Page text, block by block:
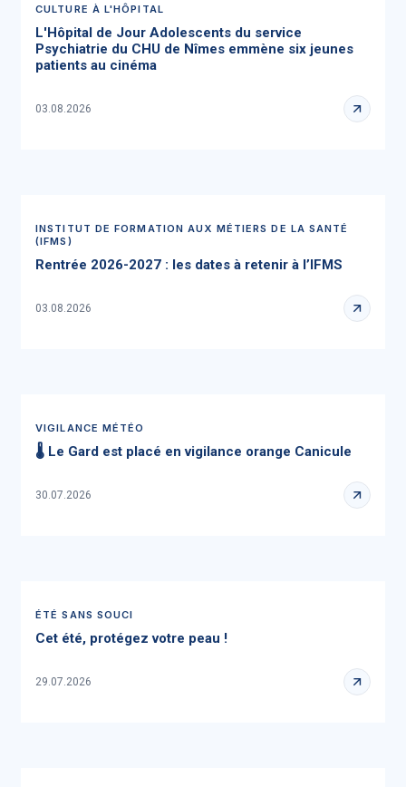
CULTURE À L'HÔPITAL
L'Hôpital de Jour Adolescents du service
Psychiatrie du CHU de Nîmes emmène six jeunes
patients au cinéma
03.08.2026
INSTITUT DE FORMATION AUX MÉTIERS DE LA SANTÉ
(IFMS)
Rentrée 2026-2027 : les dates à retenir à l’IFMS
03.08.2026
VIGILANCE MÉTÉO
🌡️ Le Gard est placé en vigilance orange Canicule
30.07.2026
ÉTÉ SANS SOUCI
Cet été, protégez votre peau !
29.07.2026